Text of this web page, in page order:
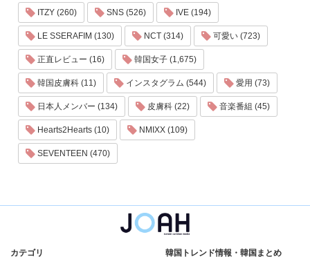
ITZY (260) SNS (526) IVE (194)
LE SSERAFIM (130) NCT (314) 可愛い (723)
正直レビュー (16) 韓国女子 (1,675)
韓国皮膚科 (11) インスタグラム (544) 愛用 (73)
日本人メンバー (134) 皮膚科 (22) 音楽番組 (45)
Hearts2Hearts (10) NMIXX (109)
SEVENTEEN (470)
カテゴリ
韓国トレンド情報・韓国まとめ